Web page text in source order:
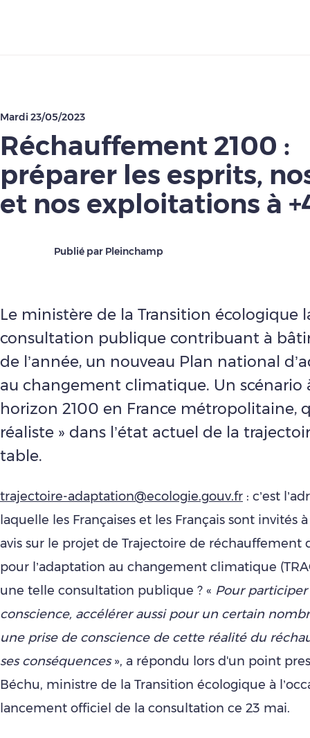
Mardi 23/05/2023
Réchauffement 2100 :
préparer les esprits,
et nos exploitations à
Publié par Pleinchamp
Le ministère de la Transition écologique
consultation publique contribuant à
de l’année, un nouveau Plan national
au changement climatique. Un scénario
horizon 2100 en France métropolitaine,
réaliste » dans l’état actuel de la
table.
trajectoire-adaptation@ecologie.gouv.fr : c’est
laquelle les Françaises et les Français sont invités
avis sur le projet de Trajectoire de réchauffement
pour l’adaptation au changement climatique
une telle consultation publique ? « Pour participer
conscience, accélérer aussi pour un certain
une prise de conscience de cette réalité du
ses conséquences», a répondu lors d'un point
Béchu, ministre de la Transition écologique à
lancement officiel de la consultation ce 23 mai.